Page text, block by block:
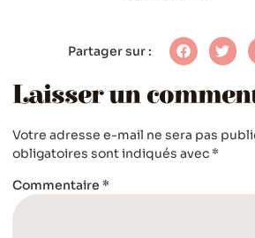
Partager sur :
Laisser un
Votre adresse e-mail ne sera pas
obligatoires sont indiqués avec *
Commentaire *